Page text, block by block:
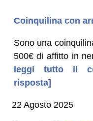
Coinquilina con
Sono una
500€ di affitto in
leggi tutto il
risposta]
22 Agosto 2025